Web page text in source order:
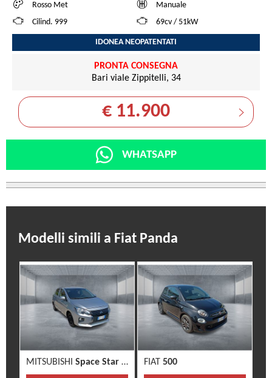
Rosso Met
Manuale
Cilind. 999
69cv / 51kW
IDONEA NEOPATENTATI
PRONTA CONSEGNA
Bari viale Zippitelli, 34
€ 11.900
WHATSAPP
Modelli simili a Fiat Panda
MITSUBISHI Space Star 3ª serie FIAT 500